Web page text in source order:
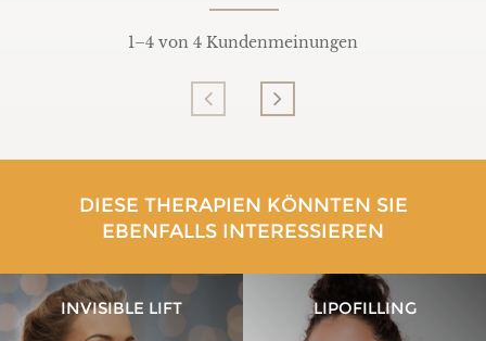
1–4 von 4 Kundenmeinungen
DIESE THERAPIEN KÖNNTEN SIE
EBENFALLS INTERESSIEREN
INVISIBLE LIFT LIPOFILLING